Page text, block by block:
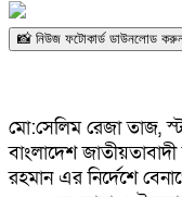
📸 নিউজ ফটোকার্ড ডাউনলোড
মো:সেলিম রেজা তাজ,
বাংলাদেশ জাতীয়তাবাদী
রহমান এর নির্দেশে